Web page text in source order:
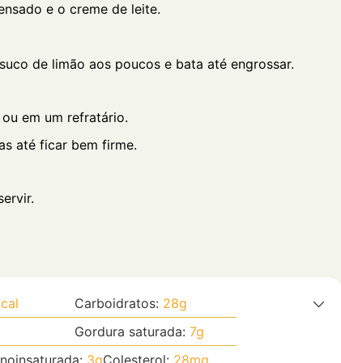
e o creme de leite.
de limão aos poucos e bata até engrossar.
em um refratário.
até ficar bem firme.
Carboidratos: 28g
Gordura saturada: 7g